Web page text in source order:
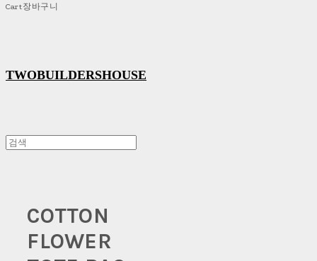
Cart장바구니
TWOBUILDERSHOUSE
COTTON
FLOWER